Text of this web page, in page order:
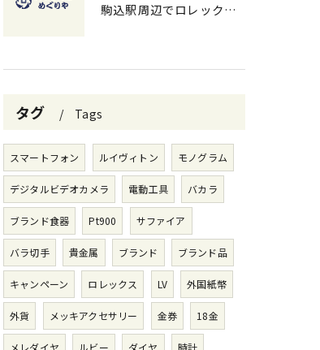
駒込駅周辺でロレックスを高価買取する方法と無料査定のコツ
タグ Tags
スマートフォン ルイヴィトン モノグラム
デジタルビデオカメラ 電動工具 バカラ
ブランド食器 Pt900 サファイア
バラ切手 貴金属 ブランド ブランド品
キャンペーン ロレックス LV 外国紙幣
外貨 メッキアクセサリー 金券 18金
メレダイヤ ルビー ダイヤ 時計